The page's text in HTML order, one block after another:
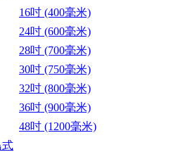
16吋 (400毫米)
24吋 (600毫米)
28吋 (700毫米)
30吋 (750毫米)
32吋 (800毫米)
36吋 (900毫米)
48吋 (1200毫米)
式